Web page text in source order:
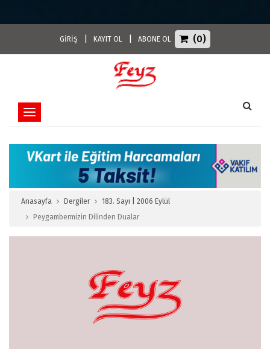
GİRİŞ KAYIT OL ABONE OL (0)
Toggle navigation
Anasayfa Dergiler
183. Sayı | 2006 Eylül
Peygambermizin Dilinden Dualar